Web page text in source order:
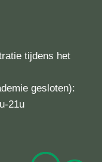
tijdens het
gesloten):
21u